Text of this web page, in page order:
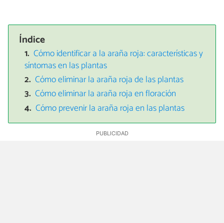
Índice
Cómo identificar a la araña roja: características y
síntomas en las plantas
Cómo eliminar la araña roja de las plantas
Cómo eliminar la araña roja en floración
Cómo prevenir la araña roja en las plantas